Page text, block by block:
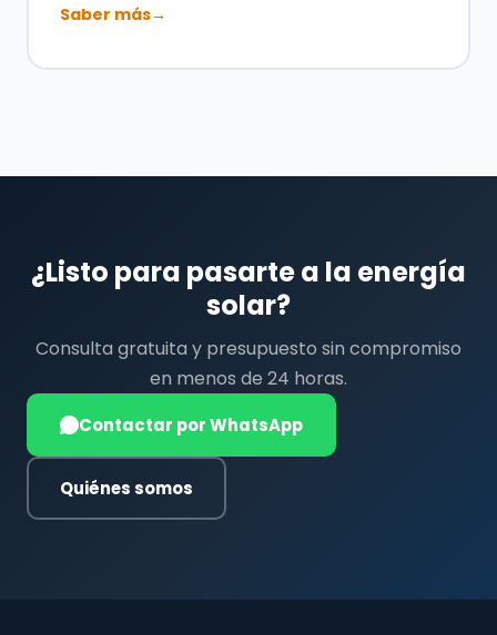
Saber más→
¿Listo para pasarte a la energía
solar?
Consulta gratuita y presupuesto sin compromiso
en menos de 24 horas.
Contactar por WhatsApp
Quiénes somos